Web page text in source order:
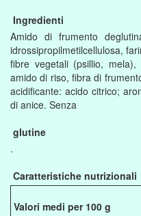
Ingredienti
Amido di frumento
idrossipropilmetilcellulosa,
fibre vegetali (psillio,
amido di riso, fibra di
acidificante: acido citrico;
di anice. Senza
glutine
.
Caratteristiche nutrizionali
Valori medi per 100 g